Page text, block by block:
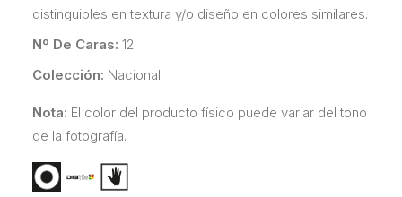
distinguibles en textura y/o diseño en colores similares.
Nº De Caras: 12
Colección: Nacional
Nota: El color del producto físico puede variar del tono
de la fotografía.